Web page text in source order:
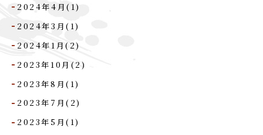
2024年4月(1)
2024年3月(1)
2024年1月(2)
2023年10月(2)
2023年8月(1)
2023年7月(2)
2023年5月(1)